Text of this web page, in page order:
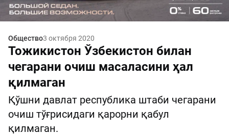
Общество3 октября 2020
Тожикистон Ўзбекистон билан
чегарани очиш масаласини ҳал
қилмаган
Қўшни давлат республика штаби чегарани
очиш тўғрисидаги қарорни қабул
қилмаган.